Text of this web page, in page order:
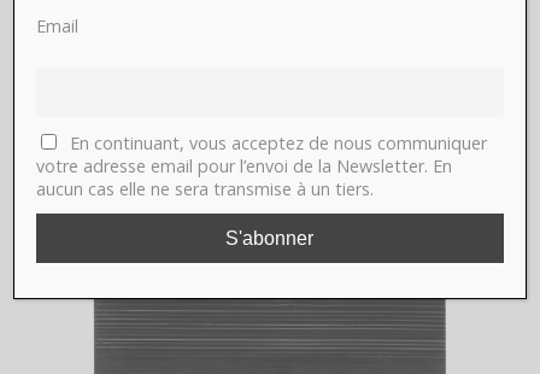
Email
En continuant, vous acceptez de nous communiquer
votre adresse email pour l’envoi de la Newsletter. En
aucun cas elle ne sera transmise à un tiers.